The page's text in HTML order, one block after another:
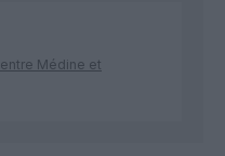
Médine et